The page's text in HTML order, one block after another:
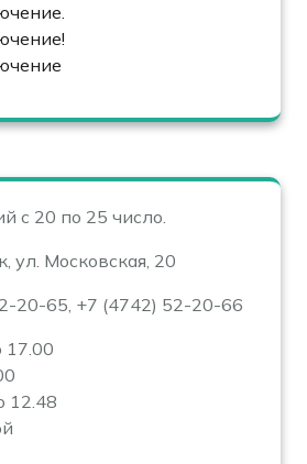
с 20 по 25 число.
ул. Московская, 20
20-65, +7 (4742) 52-20-66
17.00
12.48